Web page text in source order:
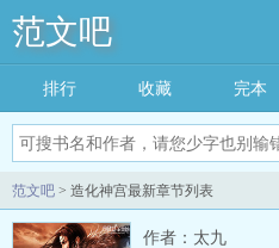
范文吧
排行 收藏 完本
范文吧 > 造化神宫最新章节列表
作者：太九